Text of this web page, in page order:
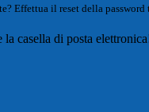
Effettua il reset della password
casella di posta